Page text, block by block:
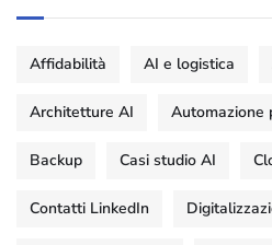
Affidabilità AI e logistica
Architetture AI Automazione
Backup Casi studio AI
Contatti LinkedIn